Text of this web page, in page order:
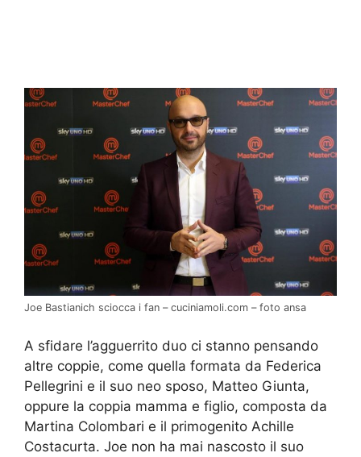
Joe Bastianich sciocca i fan – cuciniamoli.com – foto ansa
A sfidare l’agguerrito duo ci stanno pensando
altre coppie, come quella formata da Federica
Pellegrini e il suo neo sposo, Matteo Giunta,
oppure la coppia mamma e figlio, composta da
Martina Colombari e il primogenito Achille
Costacurta. Joe non ha mai nascosto il suo